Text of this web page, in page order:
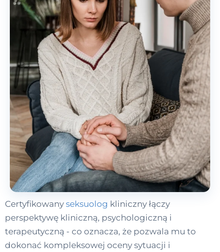
Certyfikowany seksuolog kliniczny łączy
perspektywę kliniczną, psychologiczną i
terapeutyczną - co oznacza, że pozwala mu to
dokonać kompleksowej oceny sytuacji i